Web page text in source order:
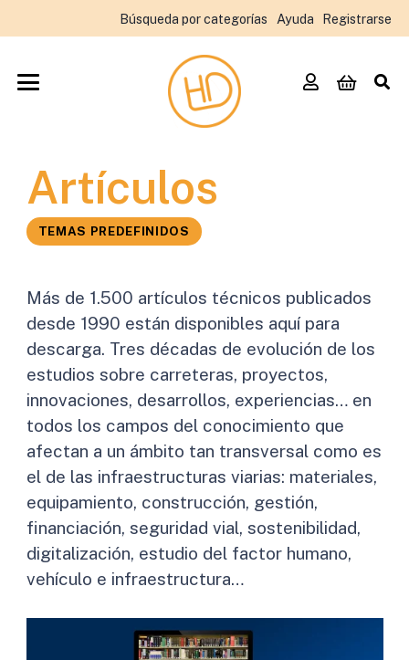
Búsqueda por categorías Ayuda Registrarse
Artículos
TEMAS PREDEFINIDOS
Más de 1.500 artículos técnicos publicados
desde 1990 están disponibles aquí para
descarga. Tres décadas de evolución de los
estudios sobre carreteras, proyectos,
innovaciones, desarrollos, experiencias… en
todos los campos del conocimiento que
afectan a un ámbito tan transversal como es
el de las infraestructuras viarias: materiales,
equipamiento, construcción, gestión,
financiación, seguridad vial, sostenibilidad,
digitalización, estudio del factor humano,
vehículo e infraestructura…